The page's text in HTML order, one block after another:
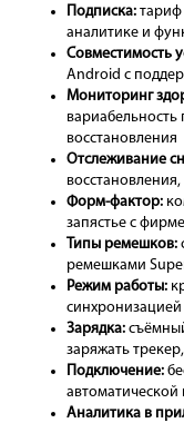
Подписка: тариф
аналитике и
Совместимость
Android с
Мониторинг
вариабельность
восстановления
Отслеживание
Форм-фактор:
запястье с
Типы ремешков:
ремешками
Режим работы:
Зарядка:
заряжать
Подключение:
Аналитика в